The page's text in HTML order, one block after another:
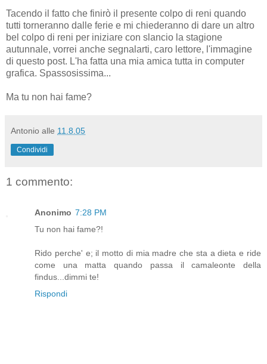
Tacendo il fatto che finirò il presente colpo di reni quando
tutti torneranno dalle ferie e mi chiederanno di dare un altro
bel colpo di reni per iniziare con slancio la stagione
autunnale, vorrei anche segnalarti, caro lettore, l'immagine
di questo post. L'ha fatta una mia amica tutta in computer
grafica. Spassosissima...
Ma tu non hai fame?
Antonio alle 11.8.05
Condividi
1 commento:
Anonimo 7:28 PM
Tu non hai fame?!
Rido perche' e; il motto di mia madre che sta a dieta e ride
come una matta quando passa il camaleonte della
findus...dimmi te!
Rispondi